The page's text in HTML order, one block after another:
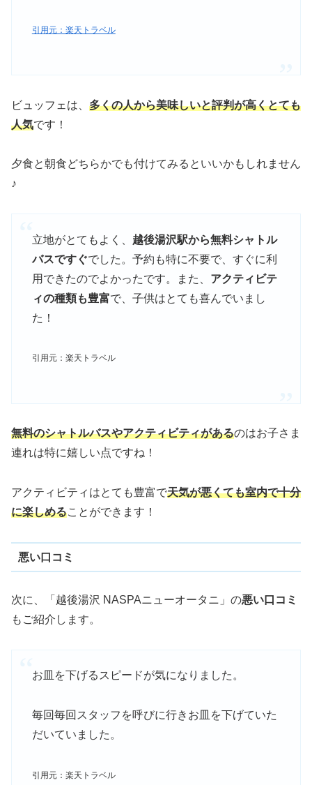
引用元：楽天トラベル
ビュッフェは、 多くの人から美味しいと評判が高くとても
人気です！
夕食と朝食どちらかでも付けてみるといいかもしれません
♪
立地がとてもよく、 越後湯沢駅から無料シャトル
バスですぐでした。予約も特に不要で、すぐに利
用できたのでよかったです。また、 アクティビテ
ィの種類も豊富で、子供はとても喜んでいまし
た！
引用元：楽天トラベル
無料のシャトルバスやアクティビティがあるのはお子さま
連れは特に嬉しい点ですね！
アクティビティはとても豊富で天気が悪くても室内で十分
に楽しめることができます！
悪い口コミ
次に、「越後湯沢 NASPAニューオータニ」の悪い口コミ
もご紹介します。
お皿を下げるスピードが気になりました。
毎回毎回スタッフを呼びに行きお皿を下げていた
だいていました。
引用元：楽天トラベル